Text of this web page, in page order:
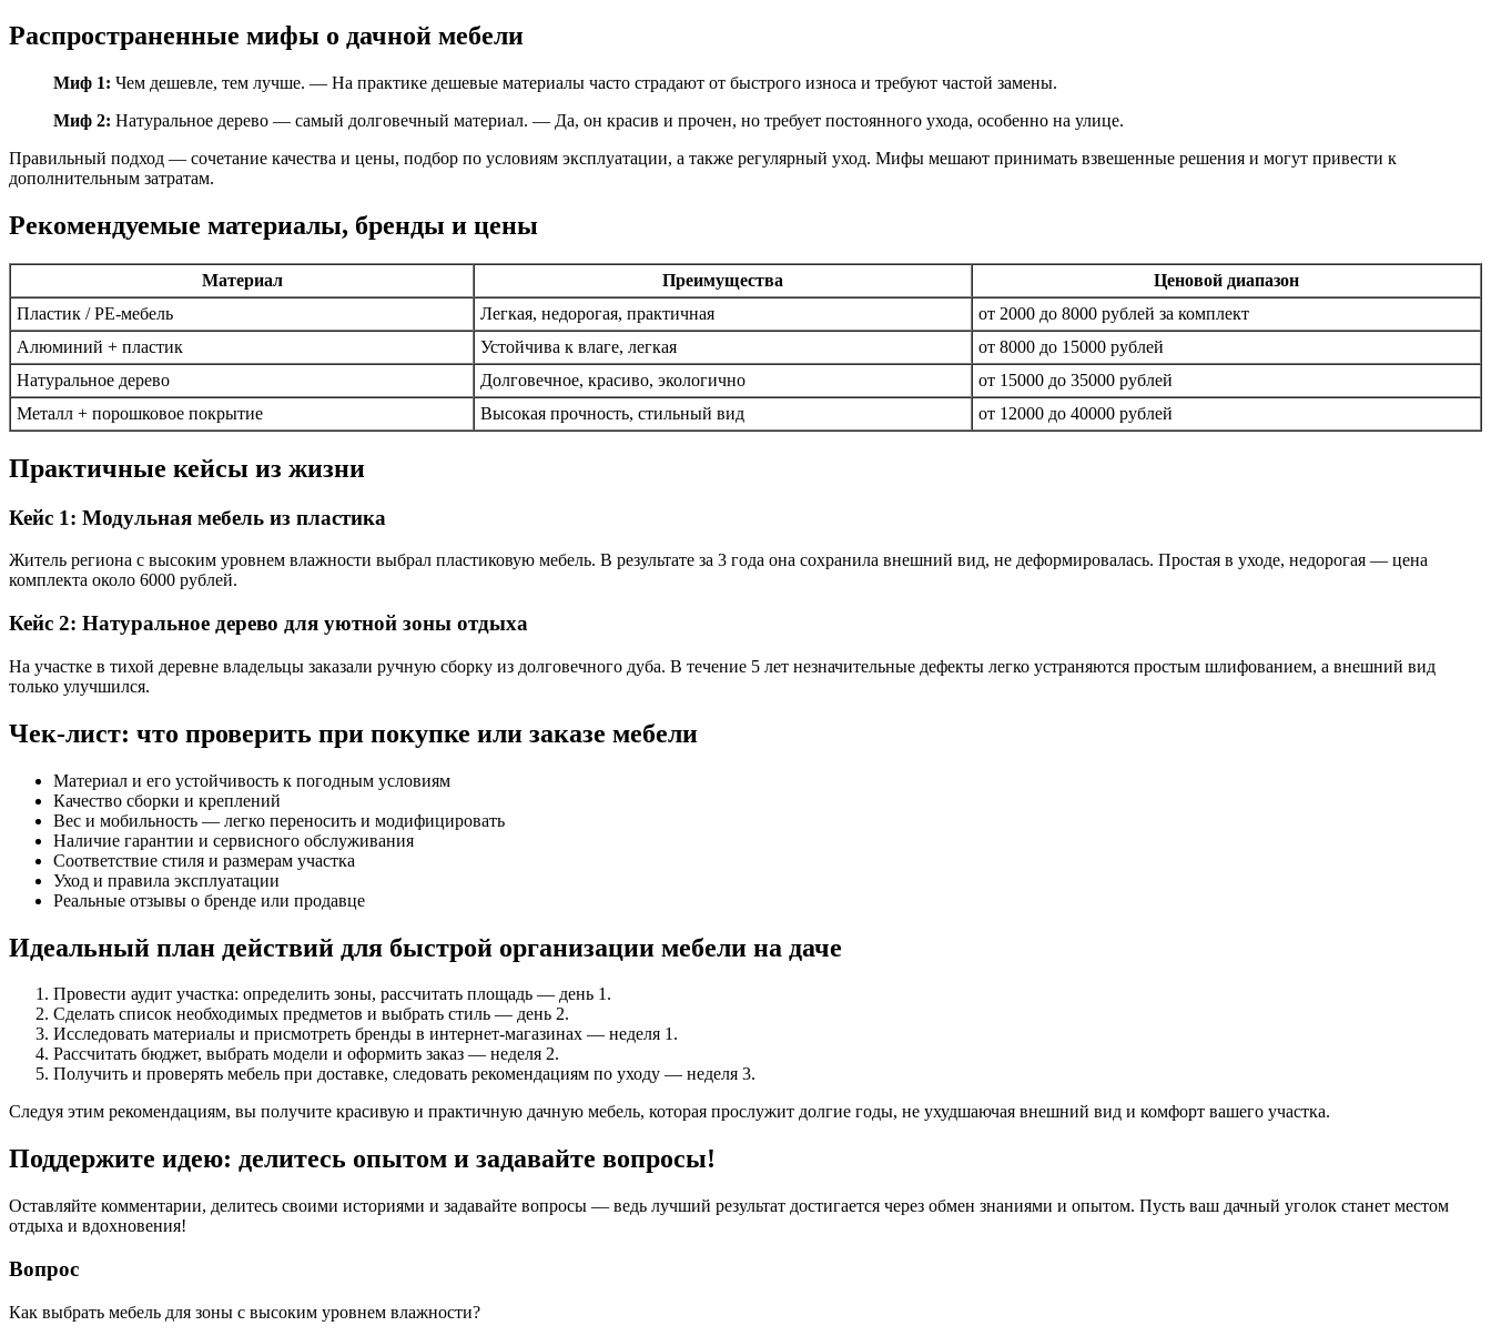
Распространенные мифы о дачной мебели
Миф 1: Чем дешевле, тем лучше. — На практике дешевые материалы часто страдают от быстрого износа и требуют частой замены.
Миф 2: Натуральное дерево — самый долговечный материал. — Да, он красив и прочен, но требует постоянного ухода, особенно на улице.
Правильный подход — сочетание качества и цены, подбор по условиям эксплуатации, а также регулярный уход. Мифы мешают принимать взвешенные решения и могут привести к
дополнительным затратам.
Рекомендуемые материалы, бренды и цены
Материал Преимущества
Ценовой диапазон
Пластик / PE-мебель
Легкая, недорогая, практичная
от 2000 до 8000 рублей за комплект
Алюминий + пластик
Устойчива к влаге, легкая
от 8000 до 15000 рублей
Натуральное дерево
Долговечное, красиво, экологично
от 15000 до 35000 рублей
Металл + порошковое покрытие
Высокая прочность, стильный вид от 12000 до 40000 рублей
Практичные кейсы из жизни
Кейс 1: Модульная мебель из пластика
Житель региона с высоким уровнем влажности выбрал пластиковую мебель. В результате за 3 года она сохранила внешний вид, не деформировалась. Простая в уходе, недорогая — цена
комплекта около 6000 рублей.
Кейс 2: Натуральное дерево для уютной зоны отдыха
На участке в тихой деревне владельцы заказали ручную сборку из долговечного дуба. В течение 5 лет незначительные дефекты легко устраняются простым шлифованием, а внешний вид
только улучшился.
Чек-лист: что проверить при покупке или заказе мебели
Материал и его устойчивость к погодным условиям
Качество сборки и креплений
Вес и мобильность — легко переносить и модифицировать
Наличие гарантии и сервисного обслуживания
Соответствие стиля и размерам участка
Уход и правила эксплуатации
Реальные отзывы о бренде или продавце
Идеальный план действий для быстрой организации мебели на даче
Провести аудит участка: определить зоны, рассчитать площадь — день 1.
Сделать список необходимых предметов и выбрать стиль — день 2.
Исследовать материалы и присмотреть бренды в интернет-магазинах — неделя 1.
Рассчитать бюджет, выбрать модели и оформить заказ — неделя 2.
Получить и проверять мебель при доставке, следовать рекомендациям по уходу — неделя 3.
Следуя этим рекомендациям, вы получите красивую и практичную дачную мебель, которая прослужит долгие годы, не ухудшаючая внешний вид и комфорт вашего участка.
Поддержите идею: делитесь опытом и задавайте вопросы!
Оставляйте комментарии, делитесь своими историями и задавайте вопросы — ведь лучший результат достигается через обмен знаниями и опытом. Пусть ваш дачный уголок станет местом
отдыха и вдохновения!
Вопрос
Как выбрать мебель для зоны с высоким уровнем влажности?